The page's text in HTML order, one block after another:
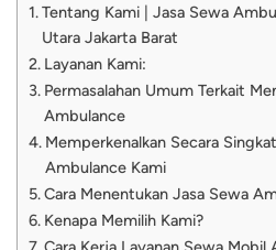
Tentang Kami | Jasa Sewa
Utara Jakarta Barat
Layanan Kami:
Permasalahan Umum Terkait
Ambulance
Memperkenalkan Secara
Ambulance Kami
Cara Menentukan Jasa Sewa
Kenapa Memilih Kami?